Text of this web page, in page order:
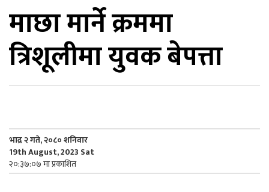
माछा मार्ने क्रममा
त्रिशूलीमा युवक बेपत्ता
भाद्र २ गते, २०८० शनिवार
19th August, 2023 Sat
२०:३७:०७ मा प्रकाशित